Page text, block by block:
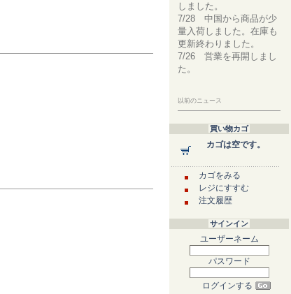
しました。
7/28 中国から商品が少
量入荷しました。在庫も
更新終わりました。
7/26 営業を再開しまし
た。
以前のニュース
買い物カゴ
カゴは空です。
カゴをみる
レジにすすむ
注文履歴
サインイン
ユーザーネーム
パスワード
ログインする